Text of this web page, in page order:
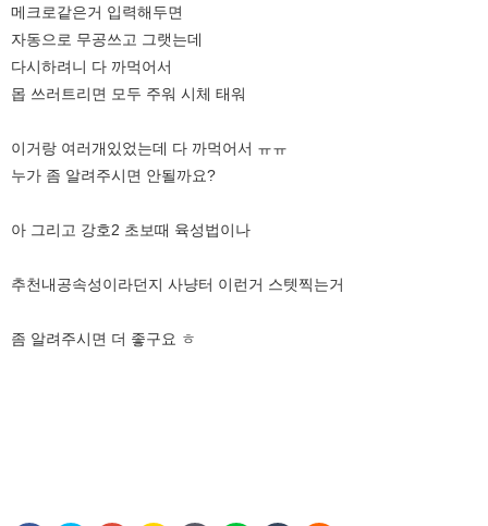
메크로같은거 입력해두면
자동으로 무공쓰고 그랫는데
다시하려니 다 까먹어서
몹 쓰러트리면 모두 주워 시체 태워
이거랑 여러개있었는데 다 까먹어서 ㅠㅠ
누가 좀 알려주시면 안될까요?
아 그리고 강호2 초보때 육성법이나
추천내공속성이라던지 사냥터 이런거 스텟찍는거
좀 알려주시면 더 좋구요 ㅎ